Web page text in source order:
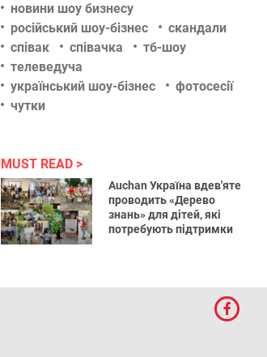
новини шоу бизнесу
російський шоу-бізнес
скандали
співак
співачка
тб-шоу
телеведуча
український шоу-бізнес
фотосесії
чутки
MUST READ
Auchan Україна вдев'яте
проводить «Дерево
знань» для дітей, які
потребують підтримки